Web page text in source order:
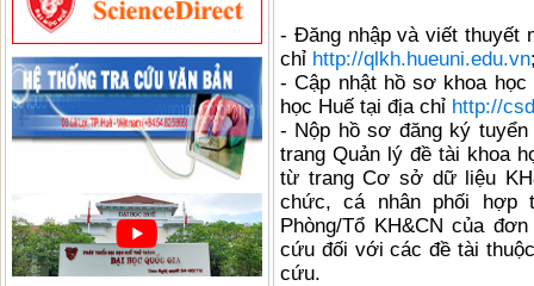
- Đăng nhập và viết thuyết
chỉ http://qlkh.hueuni.edu.vn
- Cập nhật hồ sơ khoa
học Huế tại địa chỉ http://
- Nộp hồ sơ đăng ký
trang Quản lý đề tài khoa
từ trang Cơ sở dữ liệu
chức, cá nhân phối hợp
Phòng/Tổ KH&CN của
cứu đối với các đề tài
cứu.